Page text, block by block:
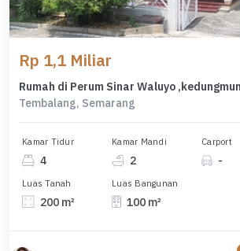
Rp 1,1 Miliar
Tembalang, Semarang
Kamar Tidur
4
Kamar Mandi
2
Carport
-
Luas Tanah
200 m²
Luas Bangunan
100 m²